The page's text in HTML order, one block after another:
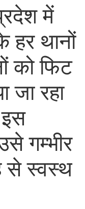
में
हर थानों
को फिट
रहा
गम्भीर
से स्वस्थ